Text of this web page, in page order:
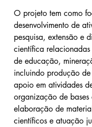
O projeto tem como
desenvolvimento de
pesquisa, extensão e
científica relacionadas
de educação,
incluindo produção de
apoio em atividades
organização de bases
elaboração de
científicos e atuação